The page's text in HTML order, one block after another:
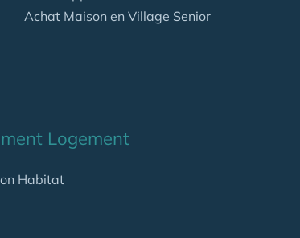
Achat Maison en Village Senior
Logement
Habitat